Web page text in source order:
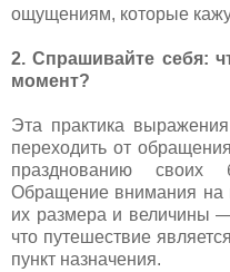
ощущениям, которые
2. Спрашивайте себя:
момент?
Эта практика
переходить от
празднованию
Обращение внимания на
их размера и величины
что путешествие
пункт назначения.